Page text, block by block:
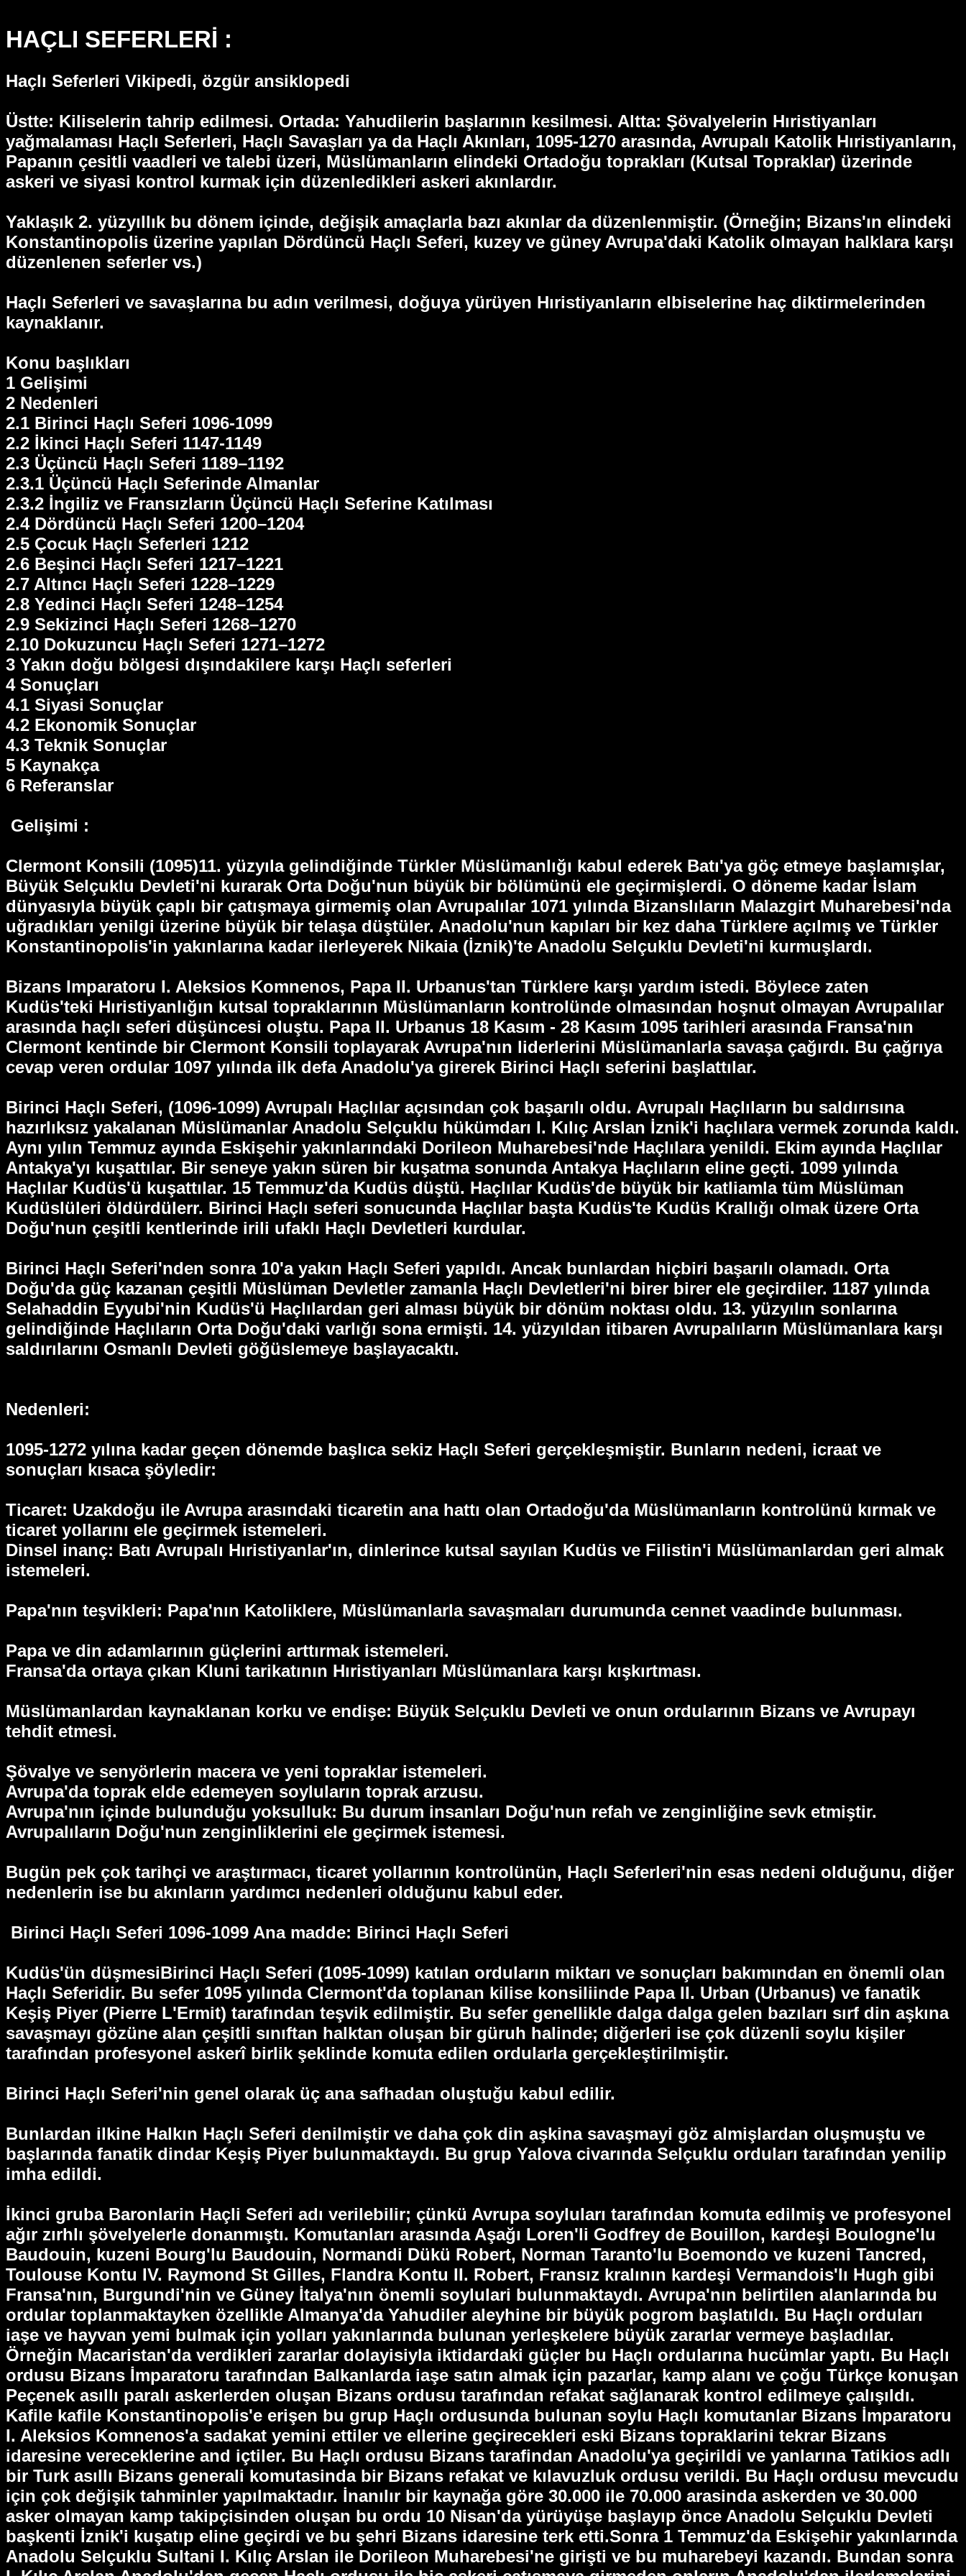
HAÇLI SEFERLERİ :
Haçlı Seferleri Vikipedi, özgür ansiklopedi
Üstte: Kiliselerin tahrip edilmesi. Ortada: Yahudilerin başlarının kesilmesi. Altta: Şövalyelerin Hıristiyanları
yağmalaması Haçlı Seferleri, Haçlı Savaşları ya da Haçlı Akınları, 1095-1270 arasında, Avrupalı Katolik Hıristiyanların,
Papanın çesitli vaadleri ve talebi üzeri, Müslümanların elindeki Ortadoğu toprakları (Kutsal Topraklar) üzerinde
askeri ve siyasi kontrol kurmak için düzenledikleri askeri akınlardır.
Yaklaşık 2. yüzyıllık bu dönem içinde, değişik amaçlarla bazı akınlar da düzenlenmiştir. (Örneğin; Bizans'ın elindeki
Konstantinopolis üzerine yapılan Dördüncü Haçlı Seferi, kuzey ve güney Avrupa'daki Katolik olmayan halklara karşı
düzenlenen seferler vs.)
Haçlı Seferleri ve savaşlarına bu adın verilmesi, doğuya yürüyen Hıristiyanların elbiselerine haç diktirmelerinden
kaynaklanır.
Konu başlıkları
1 Gelişimi
2 Nedenleri
2.1 Birinci Haçlı Seferi 1096-1099
2.2 İkinci Haçlı Seferi 1147-1149
2.3 Üçüncü Haçlı Seferi 1189–1192
2.3.1 Üçüncü Haçlı Seferinde Almanlar
2.3.2 İngiliz ve Fransızların Üçüncü Haçlı Seferine Katılması
2.4 Dördüncü Haçlı Seferi 1200–1204
2.5 Çocuk Haçlı Seferleri 1212
2.6 Beşinci Haçlı Seferi 1217–1221
2.7 Altıncı Haçlı Seferi 1228–1229
2.8 Yedinci Haçlı Seferi 1248–1254
2.9 Sekizinci Haçlı Seferi 1268–1270
2.10 Dokuzuncu Haçlı Seferi 1271–1272
3 Yakın doğu bölgesi dışındakilere karşı Haçlı seferleri
4 Sonuçları
4.1 Siyasi Sonuçlar
4.2 Ekonomik Sonuçlar
4.3 Teknik Sonuçlar
5 Kaynakça
6 Referanslar
Gelişimi :
Clermont Konsili (1095)11. yüzyıla gelindiğinde Türkler Müslümanlığı kabul ederek Batı'ya göç etmeye başlamışlar,
Büyük Selçuklu Devleti'ni kurarak Orta Doğu'nun büyük bir bölümünü ele geçirmişlerdi. O döneme kadar İslam
dünyasıyla büyük çaplı bir çatışmaya girmemiş olan Avrupalılar 1071 yılında Bizanslıların Malazgirt Muharebesi'nda
uğradıkları yenilgi üzerine büyük bir telaşa düştüler. Anadolu'nun kapıları bir kez daha Türklere açılmış ve Türkler
Konstantinopolis'in yakınlarına kadar ilerleyerek Nikaia (İznik)'te Anadolu Selçuklu Devleti'ni kurmuşlardı.
Bizans Imparatoru I. Aleksios Komnenos, Papa II. Urbanus'tan Türklere karşı yardım istedi. Böylece zaten
Kudüs'teki Hıristiyanlığın kutsal topraklarının Müslümanların kontrolünde olmasından hoşnut olmayan Avrupalılar
arasında haçlı seferi düşüncesi oluştu. Papa II. Urbanus 18 Kasım - 28 Kasım 1095 tarihleri arasında Fransa'nın
Clermont kentinde bir Clermont Konsili toplayarak Avrupa'nın liderlerini Müslümanlarla savaşa çağırdı. Bu çağrıya
cevap veren ordular 1097 yılında ilk defa Anadolu'ya girerek Birinci Haçlı seferini başlattılar.
Birinci Haçlı Seferi, (1096-1099) Avrupalı Haçlılar açısından çok başarılı oldu. Avrupalı Haçlıların bu saldırısına
hazırlıksız yakalanan Müslümanlar Anadolu Selçuklu hükümdarı I. Kılıç Arslan İznik'i haçlılara vermek zorunda kaldı.
Aynı yılın Temmuz ayında Eskişehir yakınlarındaki Dorileon Muharebesi'nde Haçlılara yenildi. Ekim ayında Haçlılar
Antakya'yı kuşattılar. Bir seneye yakın süren bir kuşatma sonunda Antakya Haçlıların eline geçti. 1099 yılında
Haçlılar Kudüs'ü kuşattılar. 15 Temmuz'da Kudüs düştü. Haçlılar Kudüs'de büyük bir katliamla tüm Müslüman
Kudüslüleri öldürdülerr. Birinci Haçlı seferi sonucunda Haçlılar başta Kudüs'te Kudüs Krallığı olmak üzere Orta
Doğu'nun çeşitli kentlerinde irili ufaklı Haçlı Devletleri kurdular.
Birinci Haçlı Seferi'nden sonra 10'a yakın Haçlı Seferi yapıldı. Ancak bunlardan hiçbiri başarılı olamadı. Orta
Doğu'da güç kazanan çeşitli Müslüman Devletler zamanla Haçlı Devletleri'ni birer birer ele geçirdiler. 1187 yılında
Selahaddin Eyyubi'nin Kudüs'ü Haçlılardan geri alması büyük bir dönüm noktası oldu. 13. yüzyılın sonlarına
gelindiğinde Haçlıların Orta Doğu'daki varlığı sona ermişti. 14. yüzyıldan itibaren Avrupalıların Müslümanlara karşı
saldırılarını Osmanlı Devleti göğüslemeye başlayacaktı.
Nedenleri:
1095-1272 yılına kadar geçen dönemde başlıca sekiz Haçlı Seferi gerçekleşmiştir. Bunların nedeni, icraat ve
sonuçları kısaca şöyledir:
Ticaret: Uzakdoğu ile Avrupa arasındaki ticaretin ana hattı olan Ortadoğu'da Müslümanların kontrolünü kırmak ve
ticaret yollarını ele geçirmek istemeleri.
Dinsel inanç: Batı Avrupalı Hıristiyanlar'ın, dinlerince kutsal sayılan Kudüs ve Filistin'i Müslümanlardan geri almak
istemeleri.
Papa'nın teşvikleri: Papa'nın Katoliklere, Müslümanlarla savaşmaları durumunda cennet vaadinde bulunması.
Papa ve din adamlarının güçlerini arttırmak istemeleri.
Fransa'da ortaya çıkan Kluni tarikatının Hıristiyanları Müslümanlara karşı kışkırtması.
Müslümanlardan kaynaklanan korku ve endişe: Büyük Selçuklu Devleti ve onun ordularının Bizans ve Avrupayı
tehdit etmesi.
Şövalye ve senyörlerin macera ve yeni topraklar istemeleri.
Avrupa'da toprak elde edemeyen soyluların toprak arzusu.
Avrupa'nın içinde bulunduğu yoksulluk: Bu durum insanları Doğu'nun refah ve zenginliğine sevk etmiştir.
Avrupalıların Doğu'nun zenginliklerini ele geçirmek istemesi.
Bugün pek çok tarihçi ve araştırmacı, ticaret yollarının kontrolünün, Haçlı Seferleri'nin esas nedeni olduğunu, diğer
nedenlerin ise bu akınların yardımcı nedenleri olduğunu kabul eder.
Birinci Haçlı Seferi 1096-1099 Ana madde: Birinci Haçlı Seferi
Kudüs'ün düşmesiBirinci Haçlı Seferi (1095-1099) katılan orduların miktarı ve sonuçları bakımından en önemli olan
Haçlı Seferidir. Bu sefer 1095 yılında Clermont'da toplanan kilise konsiliinde Papa II. Urban (Urbanus) ve fanatik
Keşiş Piyer (Pierre L'Ermit) tarafından teşvik edilmiştir. Bu sefer genellikle dalga dalga gelen bazıları sırf din aşkına
savaşmayı gözüne alan çeşitli sınıftan halktan oluşan bir güruh halinde; diğerleri ise çok düzenli soylu kişiler
tarafından profesyonel askerî birlik şeklinde komuta edilen ordularla gerçekleştirilmiştir.
Birinci Haçlı Seferi'nin genel olarak üç ana safhadan oluştuğu kabul edilir.
Bunlardan ilkine Halkın Haçlı Seferi denilmiştir ve daha çok din aşkina savaşmayi göz almişlardan oluşmuştu ve
başlarında fanatik dindar Keşiş Piyer bulunmaktaydı. Bu grup Yalova civarında Selçuklu orduları tarafından yenilip
imha edildi.
İkinci gruba Baronlarin Haçli Seferi adı verilebilir; çünkü Avrupa soyluları tarafından komuta edilmiş ve profesyonel
ağır zırhlı şövelyelerle donanmıştı. Komutanları arasında Aşağı Loren'li Godfrey de Bouillon, kardeşi Boulogne'lu
Baudouin, kuzeni Bourg'lu Baudouin, Normandi Dükü Robert, Norman Taranto'lu Boemondo ve kuzeni Tancred,
Toulouse Kontu IV. Raymond St Gilles, Flandra Kontu II. Robert, Fransız kralının kardeşi Vermandois'lı Hugh gibi
Fransa'nın, Burgundi'nin ve Güney İtalya'nın önemli soylulari bulunmaktaydı. Avrupa'nın belirtilen alanlarında bu
ordular toplanmaktayken özellikle Almanya'da Yahudiler aleyhine bir büyük pogrom başlatıldı. Bu Haçlı orduları
iaşe ve hayvan yemi bulmak için yolları yakınlarında bulunan yerleşkelere büyük zararlar vermeye başladılar.
Örneğin Macaristan'da verdikleri zararlar dolayisiyla iktidardaki güçler bu Haçlı ordularına hucümlar yaptı. Bu Haçlı
ordusu Bizans İmparatoru tarafından Balkanlarda iaşe satın almak için pazarlar, kamp alanı ve çoğu Türkçe konuşan
Peçenek asıllı paralı askerlerden oluşan Bizans ordusu tarafından refakat sağlanarak kontrol edilmeye çalışıldı.
Kafile kafile Konstantinopolis'e erişen bu grup Haçlı ordusunda bulunan soylu Haçlı komutanlar Bizans İmparatoru
I. Aleksios Komnenos'a sadakat yemini ettiler ve ellerine geçirecekleri eski Bizans topraklarini tekrar Bizans
idaresine vereceklerine and içtiler. Bu Haçlı ordusu Bizans tarafindan Anadolu'ya geçirildi ve yanlarına Tatikios adlı
bir Turk asıllı Bizans generali komutasinda bir Bizans refakat ve kılavuzluk ordusu verildi. Bu Haçlı ordusu mevcudu
için çok değişik tahminler yapılmaktadır. İnanılır bir kaynağa göre 30.000 ile 70.000 arasinda askerden ve 30.000
asker olmayan kamp takipçisinden oluşan bu ordu 10 Nisan'da yürüyüşe başlayıp önce Anadolu Selçuklu Devleti
başkenti İznik'i kuşatıp eline geçirdi ve bu şehri Bizans idaresine terk etti.Sonra 1 Temmuz'da Eskişehir yakınlarında
Anadolu Selçuklu Sultani I. Kılıç Arslan ile Dorileon Muharebesi'ne girişti ve bu muharebeyi kazandı. Bundan sonra